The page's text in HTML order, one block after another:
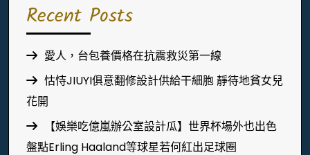
Recent Posts
愛人，台包養價格在抗震救災第一線
怙恃JIUYI俱意翻修設計供給干細胞 靜待地貧女兒
花開
【娛樂吃億嵐辦公室設計瓜】世界杯場外也出色
盤點Erling Haaland等球星若何紅出足球圈